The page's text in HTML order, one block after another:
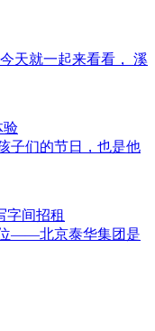
天就一起来看看， 溪
验
子们的节日，也是他
字间招租
——北京泰华集团是